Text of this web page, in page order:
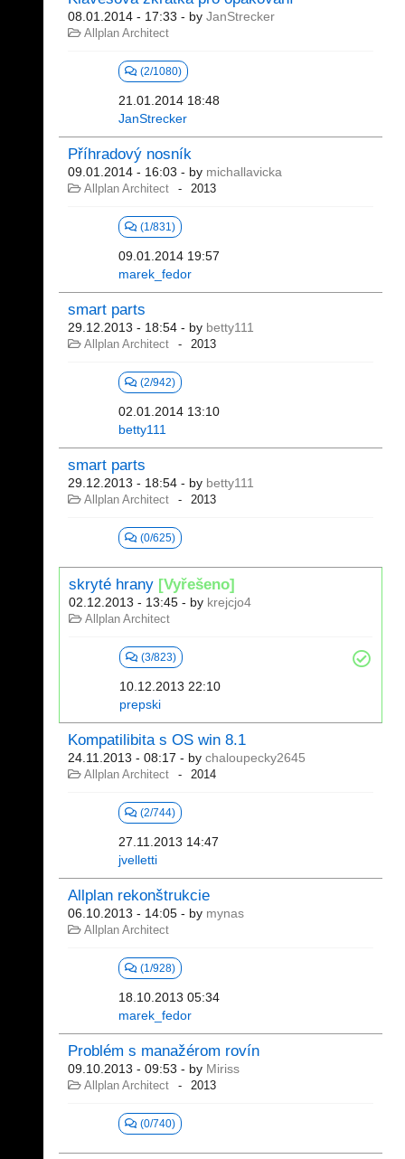
08.01.2014 - 17:33 - by JanStrecker
Allplan Architect
(2/1080)
21.01.2014 18:48
JanStrecker
Příhradový nosník
09.01.2014 - 16:03 - by michallavicka
Allplan Architect 2013
(1/831)
09.01.2014 19:57
marek_fedor
smart parts
29.12.2013 - 18:54 - by betty111
Allplan Architect 2013
(2/942)
02.01.2014 13:10
betty111
smart parts
29.12.2013 - 18:54 - by betty111
Allplan Architect 2013
(0/625)
skryté hrany [Vyřešeno]
02.12.2013 - 13:45 - by krejcjo4
Allplan Architect
(3/823)
10.12.2013 22:10
prepski
Kompatilibita s OS win 8.1
24.11.2013 - 08:17 - by chaloupecky2645
Allplan Architect 2014
(2/744)
27.11.2013 14:47
jvelletti
Allplan rekonštrukcie
06.10.2013 - 14:05 - by mynas
Allplan Architect
(1/928)
18.10.2013 05:34
marek_fedor
Problém s manažérom rovín
09.10.2013 - 09:53 - by Miriss
Allplan Architect 2013
(0/740)